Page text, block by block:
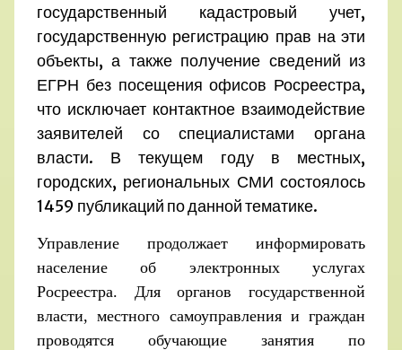
государственный кадастровый учет,
государственную регистрацию прав на эти
объекты, а также получение сведений из
ЕГРН без посещения офисов Росреестра,
что исключает контактное взаимодействие
заявителей со специалистами органа
власти. В текущем году в местных,
городских, региональных СМИ состоялось
1459 публикаций по данной тематике.
Управление продолжает информировать
население об электронных услугах
Росреестра. Для органов государственной
власти, местного самоуправления и граждан
проводятся обучающие занятия по